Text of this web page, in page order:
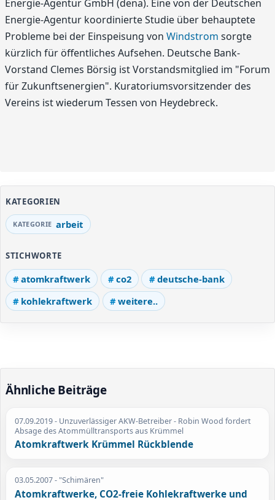
Energie-Agentur GmbH (dena). Eine von der Deutschen
Energie-Agentur koordinierte Studie über behauptete
Probleme bei der Einspeisung von Windstrom sorgte
kürzlich für öffentliches Aufsehen. Deutsche Bank-
Vorstand Clemes Börsig ist Vorstandsmitglied im "Forum
für Zukunftsenergien". Kuratoriumsvorsitzender des
Vereins ist wiederum Tessen von Heydebreck.
KATEGORIEN
arbeit
STICHWORTE
atomkraftwerk co2
deutsche-bank
kohlekraftwerk
weitere..
Ähnliche Beiträge
07.09.2019- Unzuverlässiger AKW-Betreiber - Robin Wood fordert
Absage des Atommülltransports aus Krümmel
Atomkraftwerk Krümmel Rückblende
03.05.2007- "Schimären"
Atomkraftwerke, CO2-freie Kohlekraftwerke und